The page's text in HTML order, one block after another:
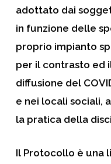
adottato dai
in funzione delle
proprio impianto
per il contrasto ed
diffusione del
e nei locali sociali,
la pratica della
Il Protocollo è una